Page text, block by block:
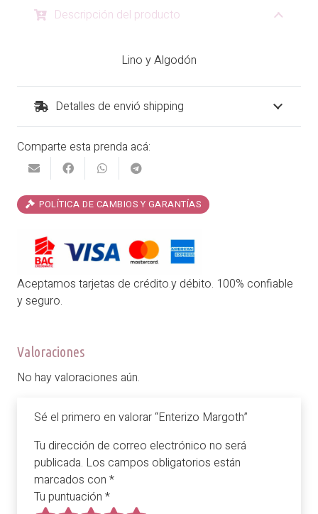
Descripción del producto
Lino y Algodón
Detalles de envió shipping
Comparte esta prenda acá:
POLÍTICA DE CAMBIOS Y GARANTÍAS
Aceptamos tarjetas de crédito.y débito. 100% confiable
y seguro.
Valoraciones
No hay valoraciones aún.
Sé el primero en valorar “Enterizo Margoth”
Tu dirección de correo electrónico no será
publicada. Los campos obligatorios están
marcados con *
Tu puntuación *